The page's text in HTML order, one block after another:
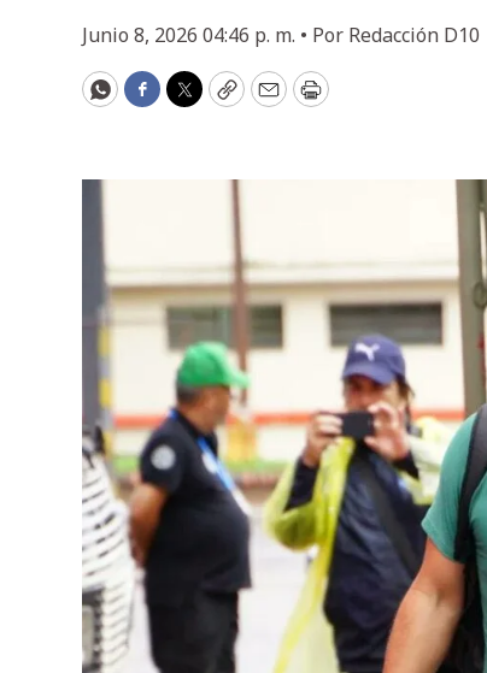
Junio 8, 2026 04:46 p. m. • Por Redacción D10
WhatsApp
Facebook
Twitter
CopyEmailPrint